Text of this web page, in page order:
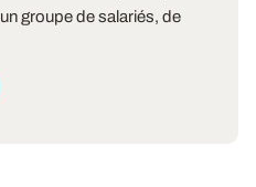
groupe de salariés, de